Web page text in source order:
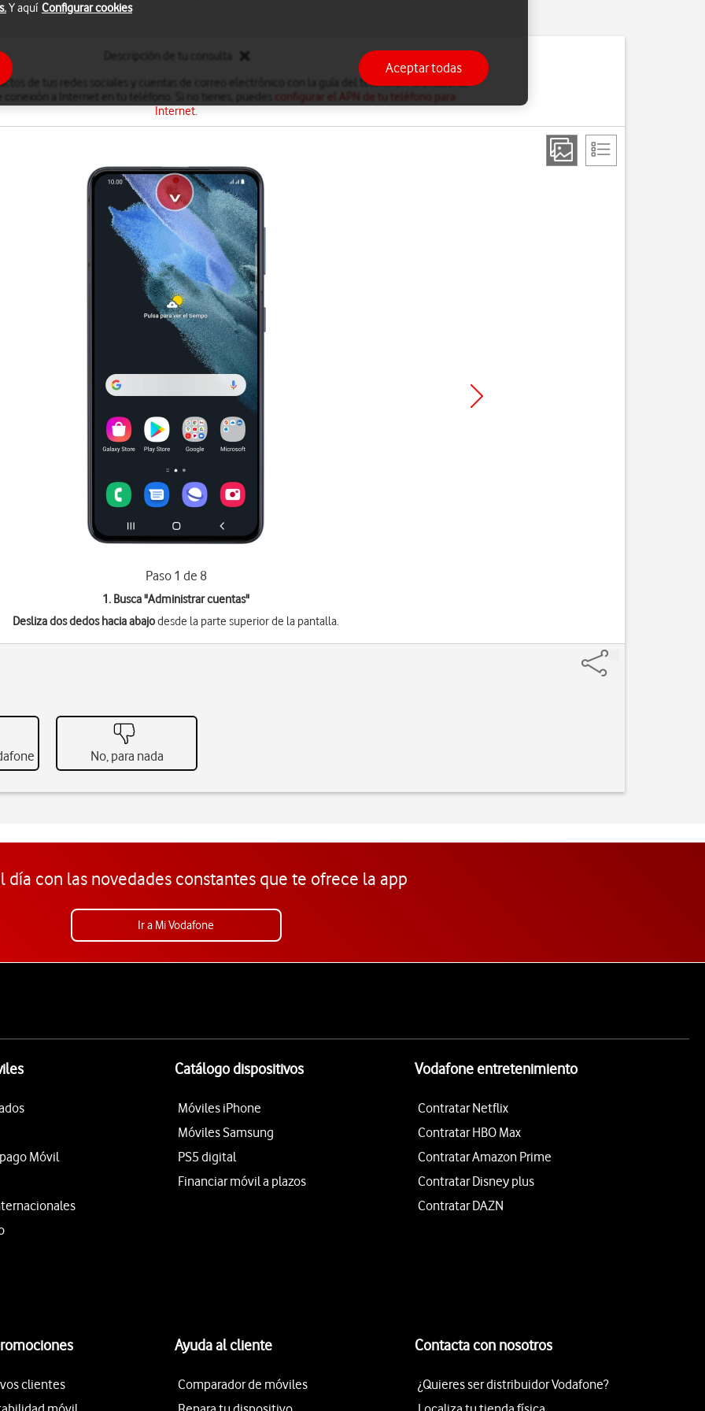
de tus redes sociales y cuentas de correo electrónico con la guía del teléfono. Para hacerlo,
configurar el APN de tu teléfono para
Internet.
Paso 1 de 8
1. Busca "Administrar cuentas"
Desliza dos dedos hacia abajodesde la parte superior de la pantalla.
No, para nada
día con las novedades constantes que te ofrece la app
Ir a Mi Vodafone
Móvil
Catálogo dispositivos
Móviles iPhone
Móviles Samsung
PS5 digital
Financiar móvil a plazos
Vodafone entretenimiento
Contratar Netflix
Contratar HBO Max
Contratar Amazon Prime
Contratar Disney plus
Contratar DAZN
clientes
Ayuda al cliente
Comparador de móviles
Contacta con nosotros
¿Quieres ser distribuidor Vodafone?
Y aquí Configurar cookies
Aceptar todas